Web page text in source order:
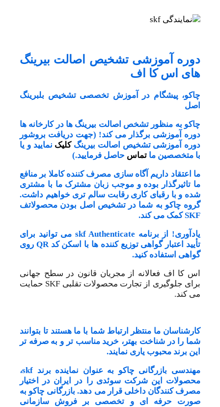
دوره آموزشی تشخیص اصالت بیرینگ
های اس کا اف
چاکو، پیشگام در آموزش تخصصی تشخیص بلبرینگ
اصل
چاکو به منظور تشخص اصالت بیرینگ ها در کارخانه ها
دوره آموزشی برگذار می کند! (جهت دریافت بروشور
دوره آموزشی تشخیص اصالت بیرینگکلیک نمایید و یا
با متخصصین ما تماس حاصل فرمایید.)
ما اعتقاد داریم آگاه سازی مصرف کننده کاملا بر منافع
ما تاثیرگذار بوده و موجب زبان مشترک ما با مشتری
شده و با رقبای کاری رقابت سالم تری خواهیم داشت.
گروه چاکو به شما در تشخیص اصل بودن محصولاتف
SKF کمک می کند.
یادآوری! از برنامه skf Authenticate می توانید برای
تأیید اعتبار گواهی توزیع کننده ها با اسکن کد QR روی
گواهی استفاده کنید.
اس کا اف فعالانه از مجریان قانون در سطح جهانی
برای جلوگیری از تجارت محصولات تقلبی SKF حمایت
می کند.
کارشناسان ما منتظر ارتباط شما با ما هستند تا بتوانند
شما را در شناخت بهتر، خرید مناسب تر و به صرفه تر
این برند محبوب یاری نمایند.
مهندسی بازرگانی چاکو به عنوان نماینده برند skf،
محصولات این شرکت سوئدی را در ایران در اختیار
مصرف کنندگان داخلی قرار می دهد. بازرگانی چاکو به
صورت حرفه ای و تخصصی بر فروش سازمانی